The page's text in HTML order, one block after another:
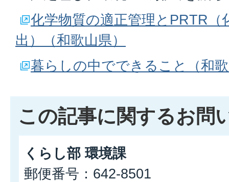
化学物質の適正管理とPRTR（
出）（和歌山県）
暮らしの中でできること（和
この記事に関するお問
くらし部 環境課
郵便番号：642-8501